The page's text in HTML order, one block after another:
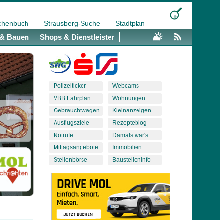
Strausberg-Suche Stadtplan
Bauen Shops & Dienstleister
Polizeiticker
VBB Fahrplan
Gebrauchtwagen
Ausflugsziele
Notrufe
Mittagsangebote
Stellenbörse
Webcams
Wohnungen
Kleinanzeigen
Rezepteblog
Damals war's
Immobilien
Baustelleninfo